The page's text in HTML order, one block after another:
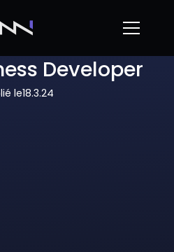
Developer
le18.3.24